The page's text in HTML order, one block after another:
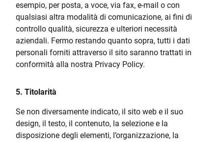
esempio, per posta, a voce, via fax, e-mail o con
qualsiasi altra modalità di comunicazione, ai fini di
controllo qualità, sicurezza e ulteriori necessità
aziendali. Fermo restando quanto sopra, tutti i dati
personali forniti attraverso il sito saranno trattati in
conformità alla nostra Privacy Policy.
5. Titolarità
Se non diversamente indicato, il sito web e il suo
design, il testo, il contenuto, la selezione e la
disposizione degli elementi, l’organizzazione, la